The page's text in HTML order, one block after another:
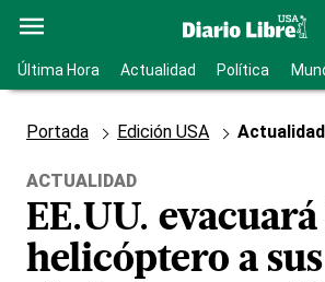
Última Hora Actualidad Política
Portada Edición USA Actualidad
ACTUALIDAD
EE.UU.
helicóptero a sus